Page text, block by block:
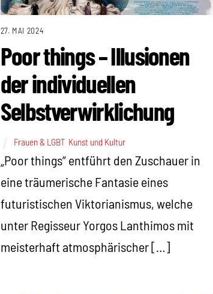
27. MAI 2024
Poor things – Illusionen
der individuellen
Selbstverwirklichung
Frauen & LGBT, Kunst und Kultur
„Poor things“ entführt den Zuschauer in
eine träumerische Fantasie eines
futuristischen Viktorianismus, welche
unter Regisseur Yorgos Lanthimos mit
meisterhaft atmosphärischer […]